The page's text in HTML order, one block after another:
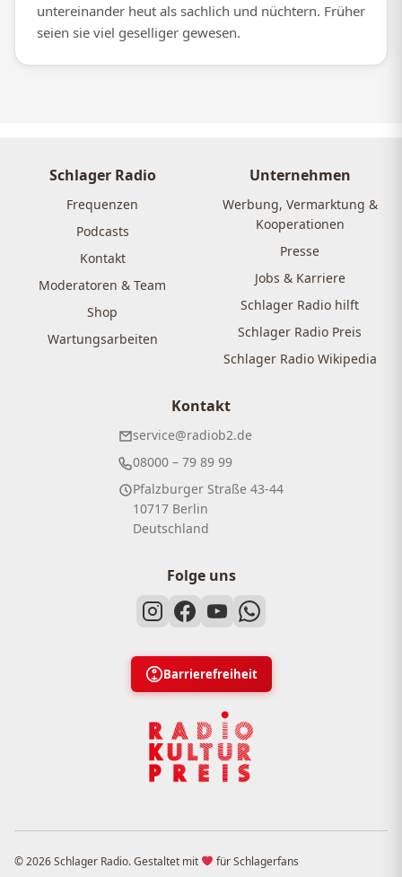
untereinander heut als sachlich und nüchtern. Früher
seien sie viel geselliger gewesen.
Schlager Radio
Frequenzen
Podcasts
Kontakt
Moderatoren & Team
Shop
Wartungsarbeiten
Unternehmen
Werbung, Vermarktung &
Kooperationen
Presse
Jobs & Karriere
Schlager Radio hilft
Schlager Radio Preis
Schlager Radio Wikipedia
Kontakt
service@radiob2.de
08000 – 79 89 99
Pfalzburger Straße 43-44
10717 Berlin
Deutschland
Folge uns
Barrierefreiheit
© 2026 Schlager Radio. Gestaltet mit
für Schlagerfans